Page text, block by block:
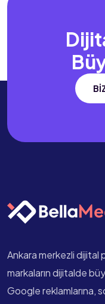
Ankara merkezli dijital
markaların dijitalde
Google reklamlarına,